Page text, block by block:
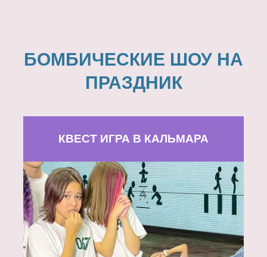
БОМБИЧЕСКИЕ ШОУ НА
ПРАЗДНИК
КВЕСТ ИГРА В КАЛЬМАРА